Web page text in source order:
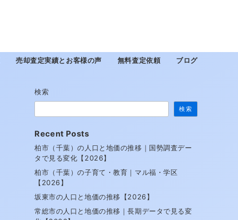
売却査定実績とお客様の声 無料査定依頼 ブログ
検索
検索
Recent Posts
柏市（千葉）の人口と地価の推移｜国勢調査デー
タで見る変化【2026】
柏市（千葉）の子育て・教育｜マル福・学区
【2026】
坂東市の人口と地価の推移【2026】
常総市の人口と地価の推移｜長期データで見る変